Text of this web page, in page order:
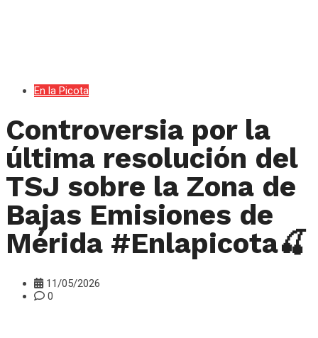
En la Picota
Controversia por la
última resolución del
TSJ sobre la Zona de
Bajas Emisiones de
Mérida #Enlapicota🍒
11/05/2026
0